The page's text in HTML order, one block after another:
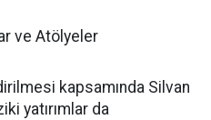
ve Atölyeler
kapsamında Silvan
yatırımlar da